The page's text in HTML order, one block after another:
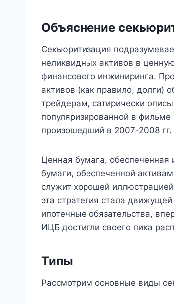
Объяснение
Секьюритизация
неликвидных активов в
финансового инжиниринга.
активов (как правило, долги)
трейдерам, сатирически
популяризированной в
произошедший в 2007-2008 гг.
Ценная бумага,
бумаги, обеспеченной
служит хорошей
эта стратегия стала
ипотечные обязательства,
ИЦБ достигли своего пика
Типы
Рассмотрим основные виды